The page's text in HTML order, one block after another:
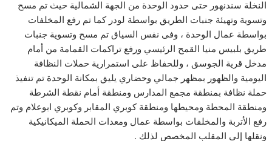
النخلة سندنهور حتى حدود الوحدة من الجهة الشمالية حيث تم مسح
وتسوية وتهيئة جنبات الطريق بواسطة لودر كما تم رفع المخلفات
بواسطة عمال الوحدة ، وفى نفس السياق تم مسح وتسوية جنبات
طريق بلبيس منيا القمح الرئيسي ورفع تراكمات القمامة من أمام
مدخل قرية الجوسق ، وللحفاظ على استمرارية حملات النظافة
اليومية والظهور بمظهر جمالي وحضاري يليق بمكانة الوحدة تم تنفيذ
حملة نظافة بمنطقة مجمع المدارس ومنطقة أمام نقطة الشرطة
ومنطقة المحطة ومحيطها ومنطقة كوبري المقابر وكوبري ابوعلام وتم
رفع الأتربة والمخلفات بواسطة عمال ومعدات الحملة الميكانيكية
ونقلها إلى المقلب المخصص لذلك .